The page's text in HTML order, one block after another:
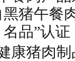
康猪肉